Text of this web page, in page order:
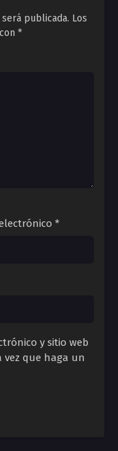
publicada. Los
*
*
y sitio web
vez que haga un